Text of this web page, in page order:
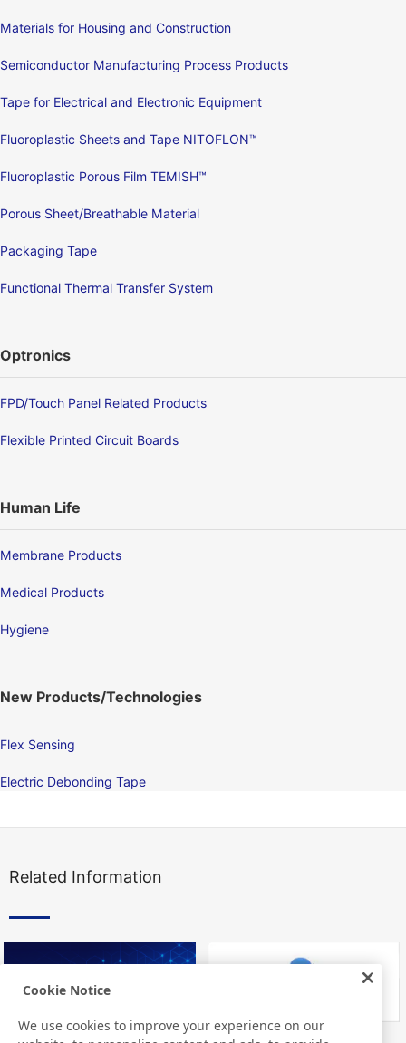
Materials for Housing and Construction
Semiconductor Manufacturing Process Products
Tape for Electrical and Electronic Equipment
Fluoroplastic Sheets and Tape NITOFLON™
Fluoroplastic Porous Film TEMISH™
Porous Sheet/Breathable Material
Packaging Tape
Functional Thermal Transfer System
Optronics
FPD/Touch Panel Related Products
Flexible Printed Circuit Boards
Human Life
Membrane Products
Medical Products
Hygiene
New Products/Technologies
Flex Sensing
Electric Debonding Tape
Related Information
Cookie Notice
We use cookies to improve your experience on our